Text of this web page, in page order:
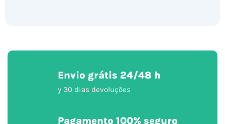
Envio grátis 24/48 h
y 30 dias devoluções
Pagamento 100% seguro